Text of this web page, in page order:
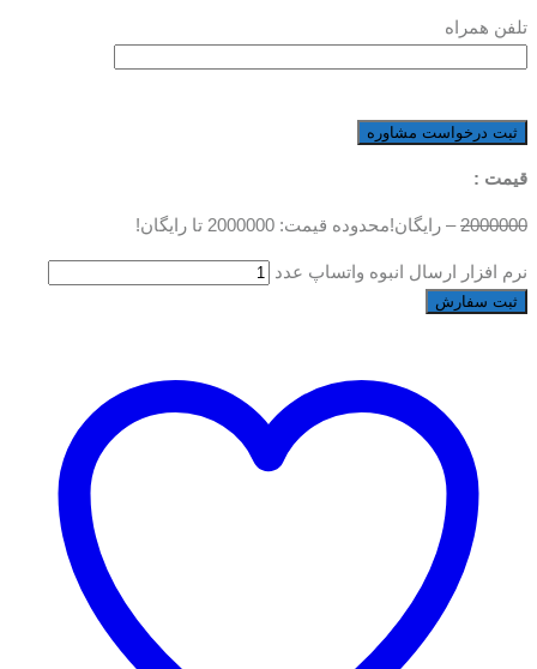
تلفن همراه
قیمت :
2000000
– رایگان!محدوده قیمت: 2000000 تا رایگان!
نرم افزار ارسال انبوه واتساپ عدد
ثبت سفارش